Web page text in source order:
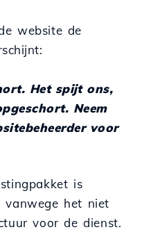
website de
Het spijt ons,
Neem
voor
is
vanwege het niet
voor de dienst.